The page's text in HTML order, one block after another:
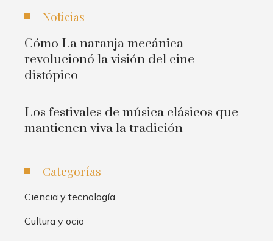
Noticias
Cómo La naranja mecánica
revolucionó la visión del cine
distópico
Los festivales de música clásicos que
mantienen viva la tradición
Categorías
Ciencia y tecnología
Cultura y ocio